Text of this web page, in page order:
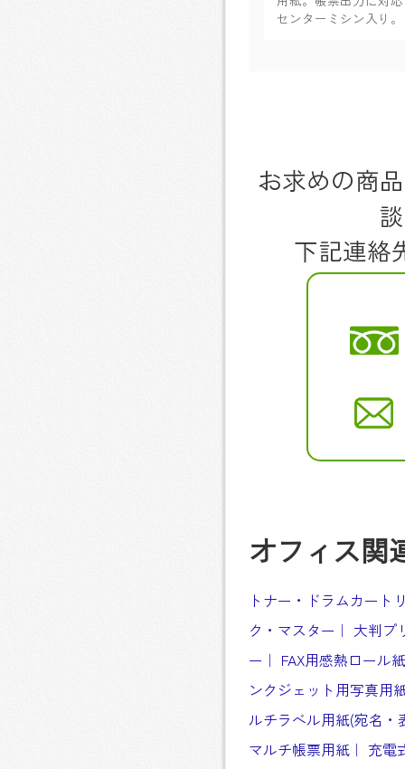
センターミシン入り。
お求めの商
下記連絡
オフィス関
トナー・ドラムカート
ク・マスター
大判プ
ー
FAX用感熱ロール紙
ンクジェット用写真用
ルチラベル用紙(宛名・
マルチ帳票用紙
充電